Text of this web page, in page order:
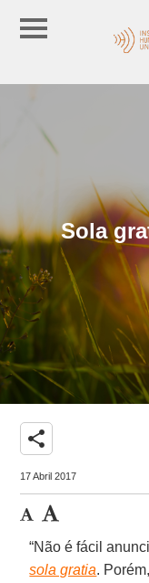
Sola
share
17 Abril 2017
“Não é fácil
sola gratia.